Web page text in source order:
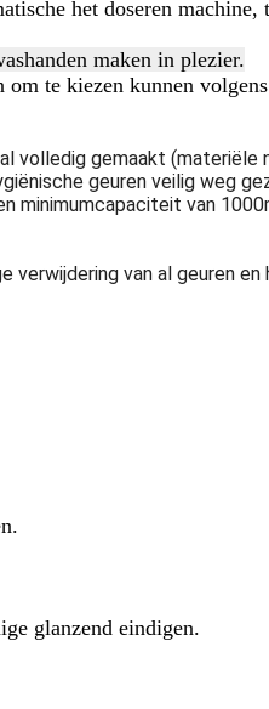
het doseren machine,
maken in plezier.
te kiezen kunnen
volledig gemaakt (materiële
geuren veilig weg
minimumcapaciteit van
verwijdering van al geuren
glanzend eindigen.